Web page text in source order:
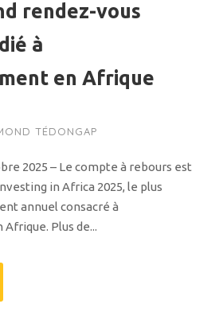
rendez-vous
à
en Afrique
TÉDONGAP
2025 – Le compte à rebours est
in Africa 2025, le plus
annuel consacré à
Plus de...